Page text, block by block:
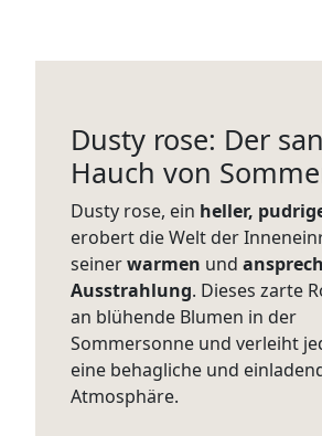
Dusty rose: Der
Hauch von
Dusty rose, ein heller,
erobert die Welt der
seinerwarmen und
Ausstrahlung. Dieses zarte
an blühende Blumen in der
Sommersonne und verleiht
eine behagliche und
Atmosphäre.